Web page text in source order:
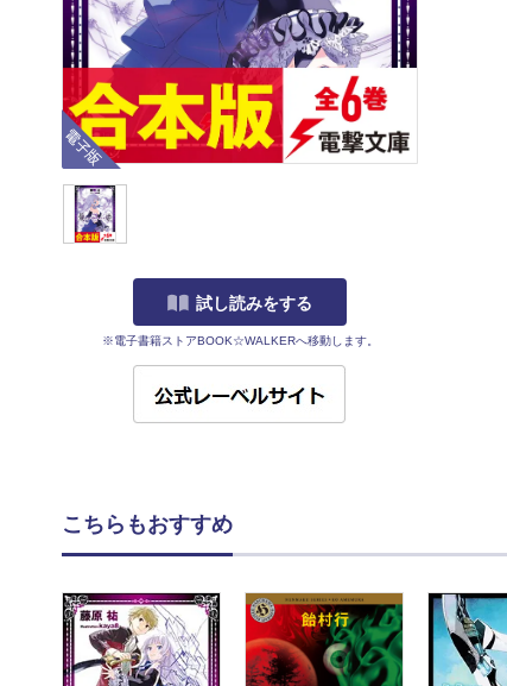
電子版
試し読みをする
※電子書籍ストアBOOK☆WALKERへ移動します。
こちらもおすすめ